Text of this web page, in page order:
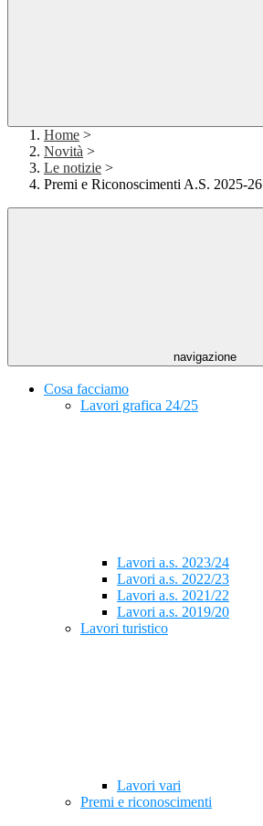
Home >
Novità >
Le notizie >
Premi e Riconoscimenti A.S. 2025-26
navigazione
Cosa facciamo
Lavori grafica 24/25
Lavori a.s. 2023/24
Lavori a.s. 2022/23
Lavori a.s. 2021/22
Lavori a.s. 2019/20
Lavori turistico
Lavori vari
Premi e riconoscimenti